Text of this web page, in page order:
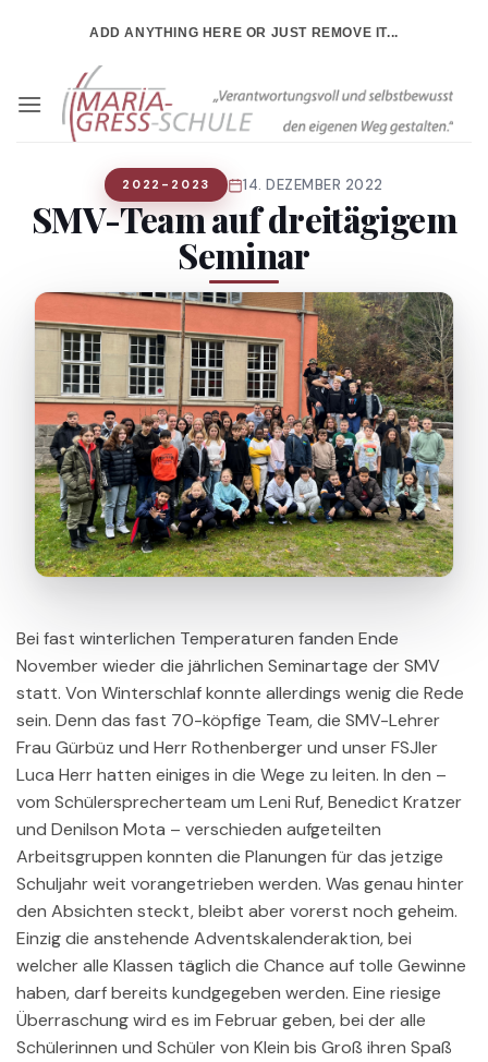
ADD ANYTHING HERE OR JUST REMOVE IT...
2022-2023 14. DEZEMBER 2022
SMV-Team auf dreitägigem
Seminar
Bei fast winterlichen Temperaturen fanden Ende
November wieder die jährlichen Seminartage der SMV
statt. Von Winterschlaf konnte allerdings wenig die Rede
sein. Denn das fast 70-köpfige Team, die SMV-Lehrer
Frau Gürbüz und Herr Rothenberger und unser FSJler
Luca Herr hatten einiges in die Wege zu leiten. In den –
vom Schülersprecherteam um Leni Ruf, Benedict Kratzer
und Denilson Mota – verschieden aufgeteilten
Arbeitsgruppen konnten die Planungen für das jetzige
Schuljahr weit vorangetrieben werden. Was genau hinter
den Absichten steckt, bleibt aber vorerst noch geheim.
Einzig die anstehende Adventskalenderaktion, bei
welcher alle Klassen täglich die Chance auf tolle Gewinne
haben, darf bereits kundgegeben werden. Eine riesige
Überraschung wird es im Februar geben, bei der alle
Schülerinnen und Schüler von Klein bis Groß ihren Spaß